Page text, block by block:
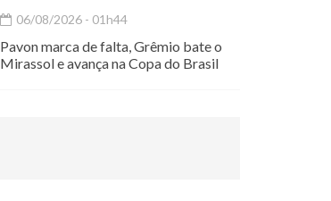
06/08/2026 - 01h44
Pavon marca de falta, Grêmio bate o
Mirassol e avança na Copa do Brasil